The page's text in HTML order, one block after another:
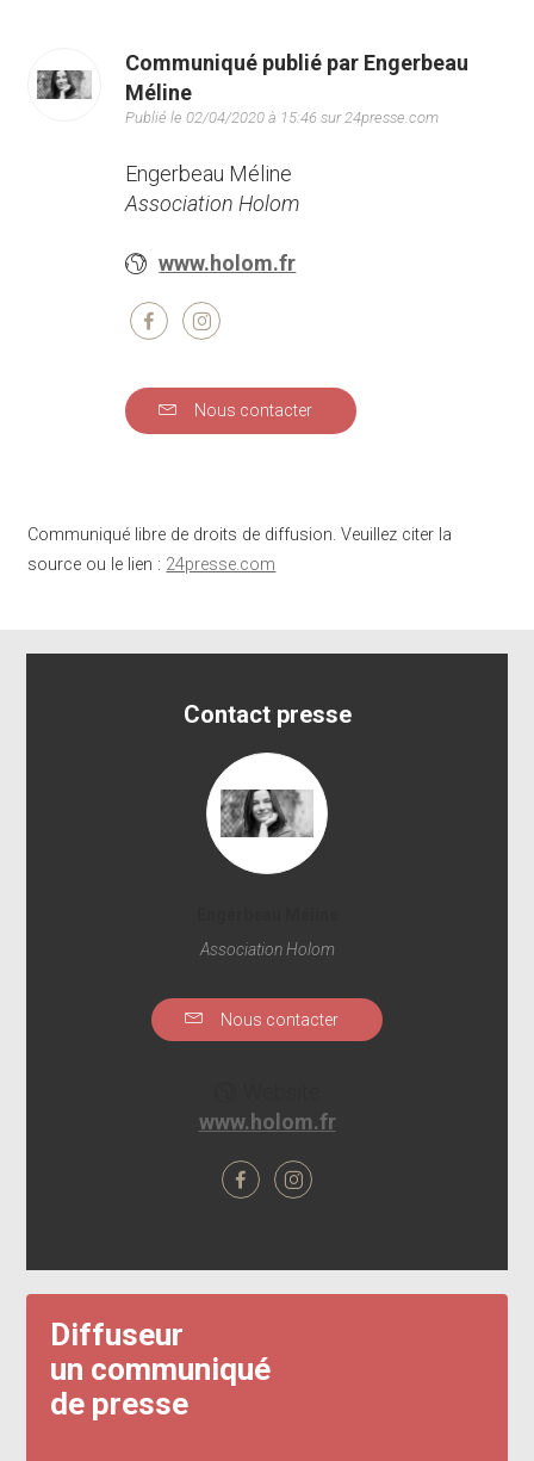
Communiqué publié par Engerbeau
Méline
Publié le 02/04/2020 à 15:46 sur 24presse.com
Engerbeau Méline
Association Holom
www.holom.fr
Nous contacter
Communiqué libre de droits de diffusion. Veuillez citer la
source ou le lien : 24presse.com
Contact presse
Association Holom
Nous contacter
www.holom.fr
Diffuseur
un communiqué
de presse